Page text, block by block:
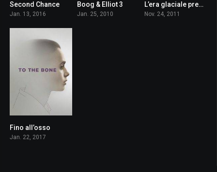
Second Chance
Jan. 13, 2016
Boog & Elliot 3
Jan. 25, 2010
6.5
L’era glaciale presenta: l’era Natale
Nov. 24, 2011
Fino all’osso
Jan. 22, 2017